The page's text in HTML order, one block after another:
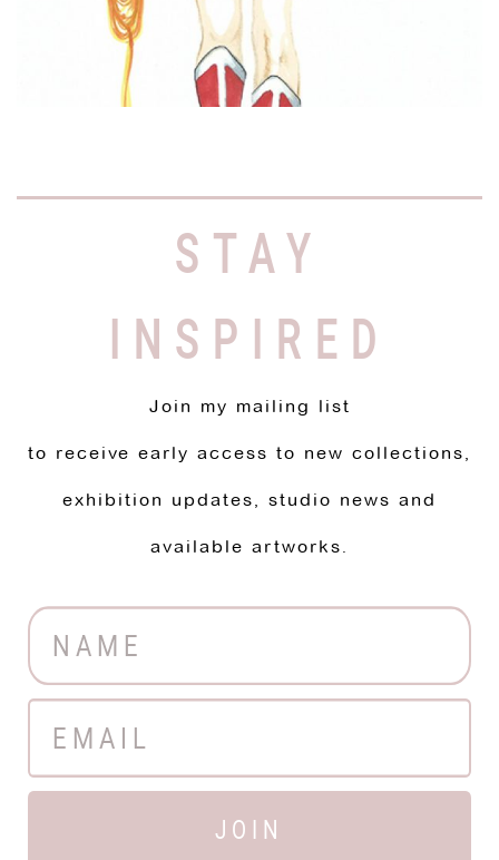
STAY
INSPIRED
Join my mailing list
to receive early access to new collections,
exhibition updates, studio news and
available artworks.
JOIN